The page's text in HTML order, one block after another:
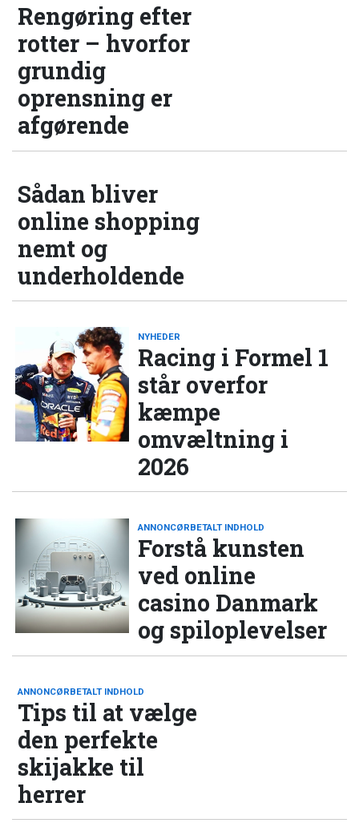
Rengøring efter
rotter – hvorfor
grundig
oprensning er
afgørende
Sådan bliver
online shopping
nemt og
underholdende
NYHEDER
Racing i Formel 1
står overfor
kæmpe
omvæltning i
2026
ANNONCØRBETALT INDHOLD
Forstå kunsten
ved online
casino Danmark
og spiloplevelser
ANNONCØRBETALT INDHOLD
Tips til at vælge
den perfekte
skijakke til
herrer